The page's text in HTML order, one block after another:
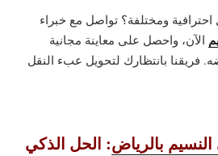
ومختلفة؟ تواصل مع خبراء
الآن، واحصل على معاينة مجانية
بانتظارك لتحويل عبء النقل
بالرياض: الحل الذكي